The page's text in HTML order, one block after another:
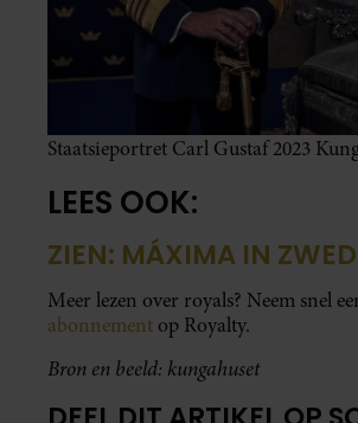
Staatsieportret Carl Gustaf 2023
LEES OOK:
ZIEN: MÁXIMA IN
Meer lezen over royals? Neem snel
abonnement op Royalty.
Bron en beeld: kungahuset